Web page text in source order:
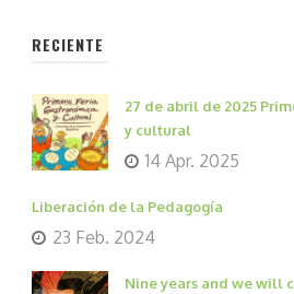
RECIENTE
27 de abril de 2025
y cultural
14 Apr. 2025
Liberación de la Pedagogía
23 Feb. 2024
Nine years and we will